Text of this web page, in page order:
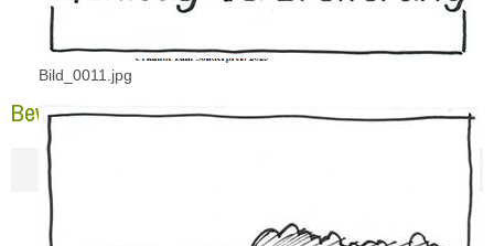
Bild_0011.jpg
Bewertungsschreiben 2025